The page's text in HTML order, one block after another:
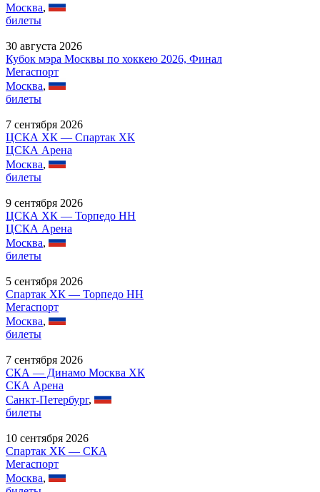
Москва,
билеты
30 августа 2026
Кубок мэра Москвы по хоккею 2026, Финал
Мегаспорт
Москва,
билеты
7 сентября 2026
ЦСКА ХК — Спартак ХК
ЦСКА Арена
Москва,
билеты
9 сентября 2026
ЦСКА ХК — Торпедо НН
ЦСКА Арена
Москва,
билеты
5 сентября 2026
Спартак ХК — Торпедо НН
Мегаспорт
Москва,
билеты
7 сентября 2026
СКА — Динамо Москва ХК
СКА Арена
Санкт-Петербург,
билеты
10 сентября 2026
Спартак ХК — СКА
Мегаспорт
Москва,